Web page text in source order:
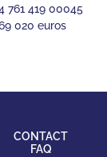
761 419 00045
020 euros
CONTACT
FAQ